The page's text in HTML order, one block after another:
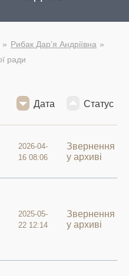
Рибак Дар’я Андріївна
ради
Дата Статус
2026-04-
16 08:06
Звернення
у архиві
2025-05-
22 12:14
Звернення
у архиві